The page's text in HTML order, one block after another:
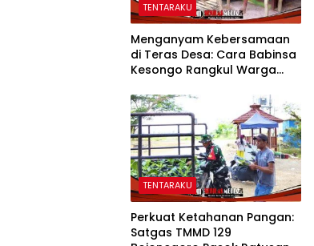
TENTARAKU
Menganyam Kebersamaan
di Teras Desa: Cara Babinsa
Kesongo Rangkul Warga
Bojonegoro
TENTARAKU
Perkuat Ketahanan Pangan:
Satgas TMMD 129